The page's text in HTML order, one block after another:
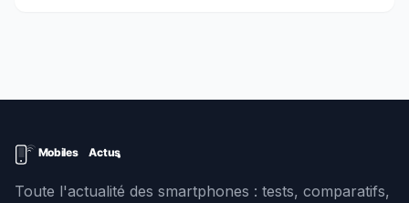
Toute l'actualité des smartphones : tests, comparatifs,